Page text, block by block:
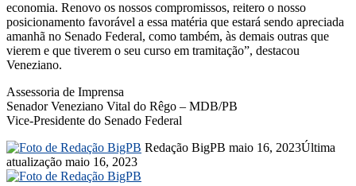
economia. Renovo os nossos compromissos, reitero o nosso
posicionamento favorável a essa matéria que estará sendo apreciada
amanhã no Senado Federal, como também, às demais outras que
vierem e que tiverem o seu curso em tramitação”, destacou
Veneziano.
Assessoria de Imprensa
Senador Veneziano Vital do Rêgo – MDB/PB
Vice-Presidente do Senado Federal
Redação BigPB Mande
maio 16, 2023Última
atualização maio 16, 2023